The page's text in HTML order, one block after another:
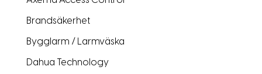
Brandsäkerhet
Bygglarm / Larmväska
Dahua Technology